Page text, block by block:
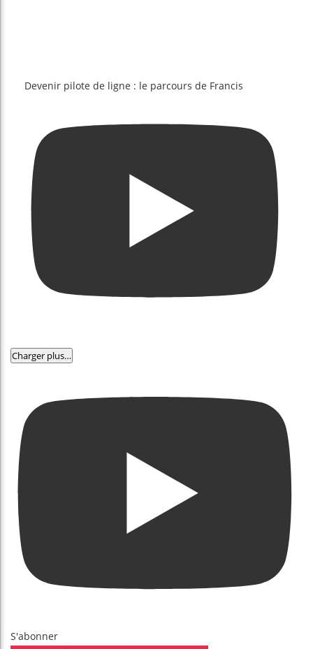
Devenir pilote de ligne : le parcours de Francis
Charger plus…
S'abonner